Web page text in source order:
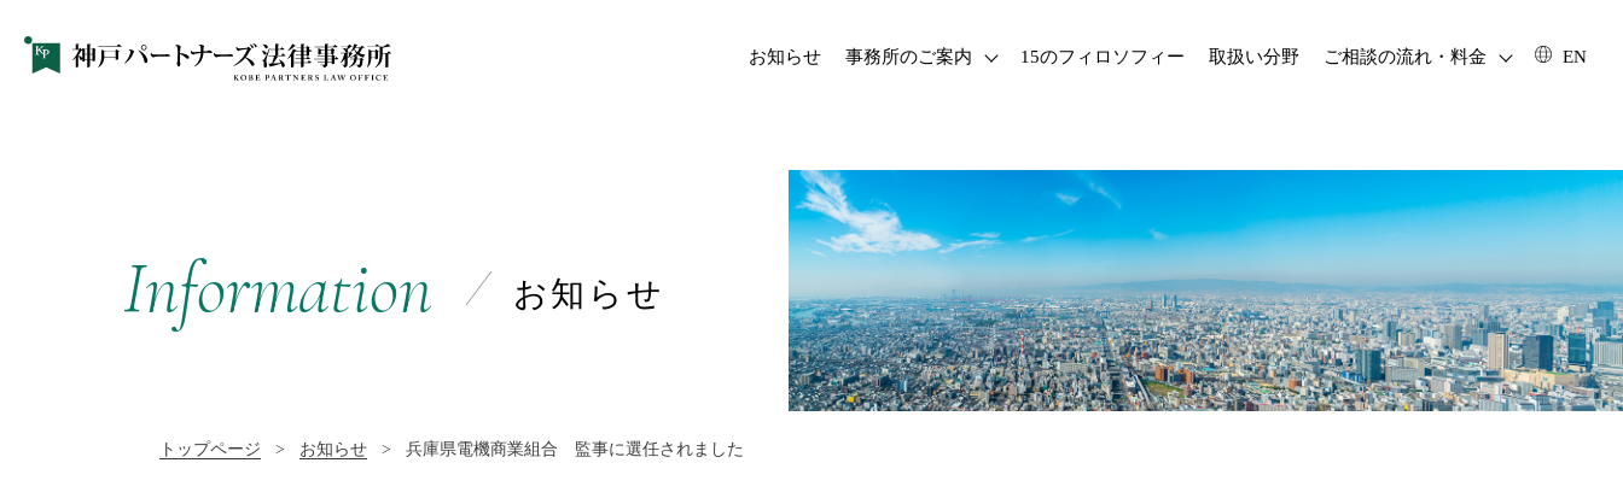
お知らせ 事務所のご案内 15のフィロソフィー 取扱い分野 ご相談の流れ・料金 EN
Information お知らせ
トップページ > お知らせ > 兵庫県電機商業組合 監事に選任されました